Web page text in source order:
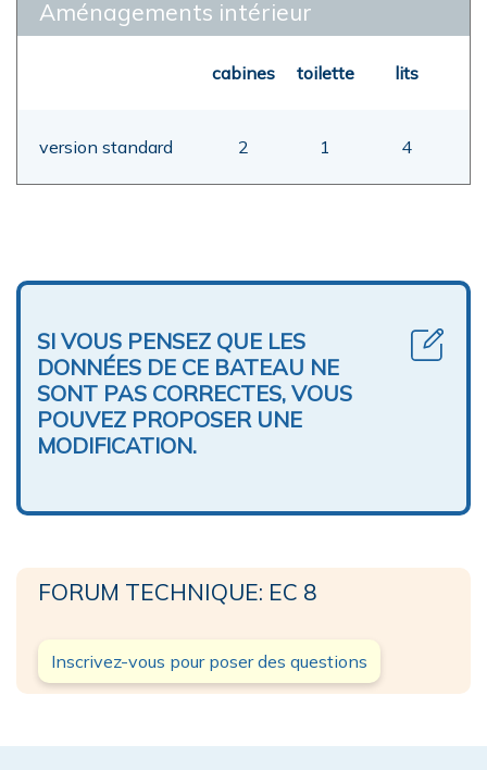
Aménagements intérieur
cabines toilette lits
version standard 2 1 4
SI VOUS PENSEZ QUE LES
DONNÉES DE CE BATEAU NE
SONT PAS CORRECTES, VOUS
POUVEZ PROPOSER UNE
MODIFICATION.
FORUM TECHNIQUE: EC 8
Inscrivez-vous pour poser des questions